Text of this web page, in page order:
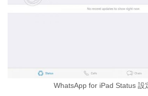
WhatsApp for iPad Status 設